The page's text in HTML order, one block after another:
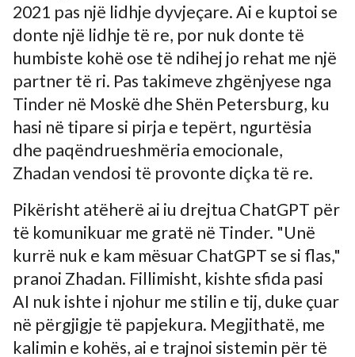
2021 pas një lidhje dyvjeçare. Ai e kuptoi se
donte një lidhje të re, por nuk donte të
humbiste kohë ose të ndihej jo rehat me një
partner të ri. Pas takimeve zhgënjyese nga
Tinder në Moskë dhe Shën Petersburg, ku
hasi në tipare si pirja e tepërt, ngurtësia
dhe paqëndrueshmëria emocionale,
Zhadan vendosi të provonte diçka të re.
Pikërisht atëherë ai iu drejtua ChatGPT për
të komunikuar me gratë në Tinder. "Unë
kurrë nuk e kam mësuar ChatGPT se si flas,"
pranoi Zhadan. Fillimisht, kishte sfida pasi
AI nuk ishte i njohur me stilin e tij, duke çuar
në përgjigje të papjekura. Megjithatë, me
kalimin e kohës, ai e trajnoi sistemin për të